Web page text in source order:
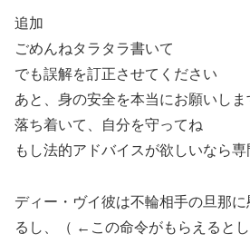
追加
ごめんねタラタラ書いて
でも誤解を訂正させてください
あと、身の安全を本当にお願いし
落ち着いて、自分を守ってね
もし法的アドバイスが欲しいなら
ディー・ヴイ彼は不輪相手の旦那
るし、（ ←この命令がもらえると